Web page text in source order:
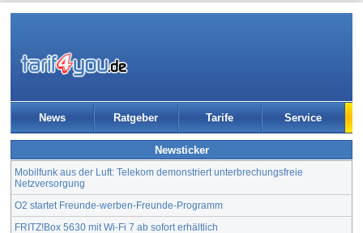
News Ratgeber Tarife Service
Newsticker
Mobilfunk aus der Luft: Telekom demonstriert unterbrechungsfreie
Netzversorgung
O2 startet Freunde-werben-Freunde-Programm
FRITZ!Box 5630 mit Wi-Fi 7 ab sofort erhältlich